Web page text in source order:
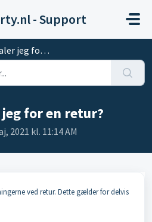
- Support
for en retur?
for en retur?
2021 kl. 11:14 AM
ved retur. Dette gælder for delvis